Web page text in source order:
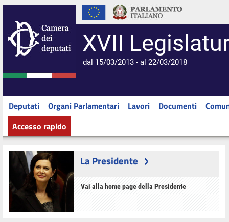
XVII
dal 15/03/2013 - al 22/03/2018
Deputati Organi Parlamentari Lavori Documenti
Accesso rapido
La Presidente
Vai alla home page della Presidente